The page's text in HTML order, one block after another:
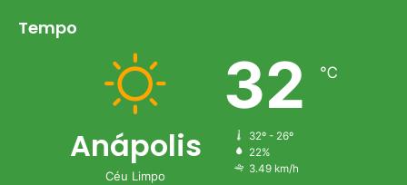
Tempo
Anápolis
Céu Limpo
32 ℃
32º - 26º
22%
3.49 km/h